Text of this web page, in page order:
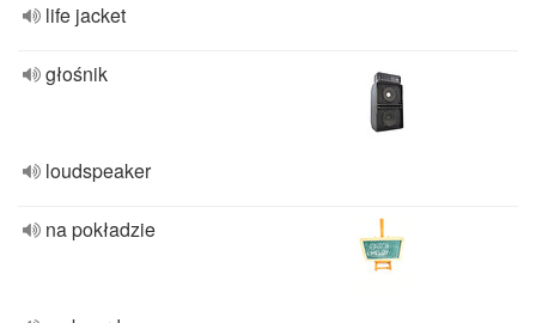
life jacket
głośnik
loudspeaker
na pokładzie